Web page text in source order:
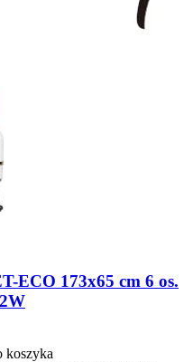
ECO 173x65 cm 6 os.
koszyka